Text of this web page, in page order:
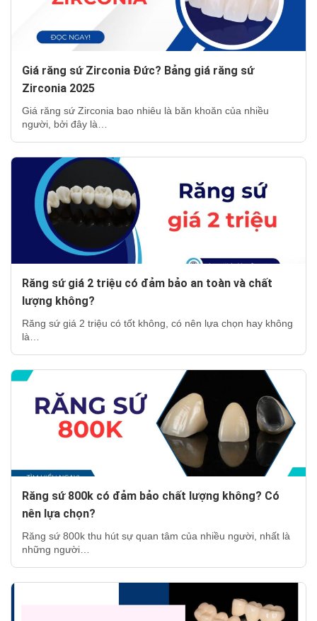
Giá răng sứ Zirconia Đức? Bảng giá răng sứ
Zirconia 2025
Giá răng sứ Zirconia bao nhiêu là băn khoăn của nhiều
người, bởi đây là…
Răng sứ giá 2 triệu có đảm bảo an toàn và chất
lượng không?
Răng sứ giá 2 triệu có tốt không, có nên lựa chọn hay không
là…
Răng sứ 800k có đảm bảo chất lượng không? Có
nên lựa chọn?
Răng sứ 800k thu hút sự quan tâm của nhiều người, nhất là
những người…